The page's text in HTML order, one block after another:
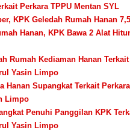
Perkara TPPU Mentan SYL
KPK Geledah Rumah Hanan
Hanan, KPK Bawa 2 Alat
Rumah Kediaman Hanan
Yasin Limpo
Hanan Supangkat Terkait
Limpo
Penuhi Panggilan KPK
Yasin Limpo